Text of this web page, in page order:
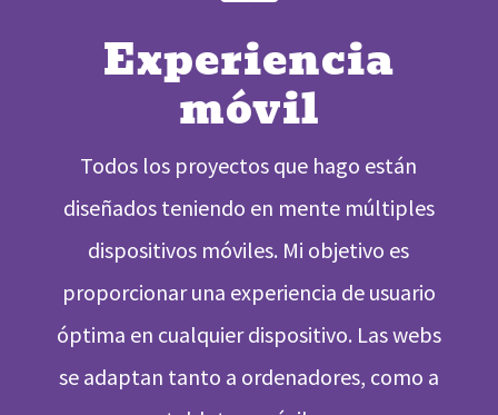
Experiencia
móvil
Todos los proyectos que hago están
diseñados teniendo en mente múltiples
dispositivos móviles. Mi objetivo es
proporcionar una experiencia de usuario
óptima en cualquier dispositivo. Las webs
se adaptan tanto a ordenadores, como a